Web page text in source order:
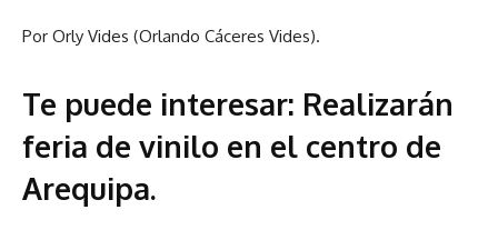
Por Orly Vides (Orlando Cáceres Vides).
Te puede interesar: Realizarán
feria de vinilo en el centro de
Arequipa.